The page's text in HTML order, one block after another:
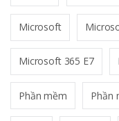
Microsoft
Microsoft 365 E7
Phần mềm Phần